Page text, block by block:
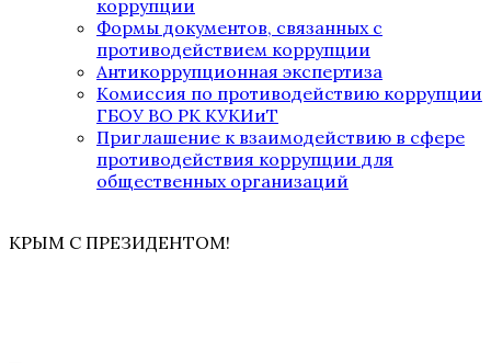
коррупции
Формы документов, связанных с
противодействием коррупции
Антикоррупционная экспертиза
Комиссия по противодействию коррупции
ГБОУ ВО РК КУКИиТ
Приглашение к взаимодействию в сфере
противодействия коррупции для
общественных организаций
КРЫМ С ПРЕЗИДЕНТОМ!